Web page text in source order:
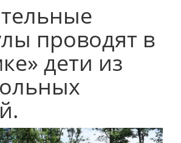
проводят в
дети из